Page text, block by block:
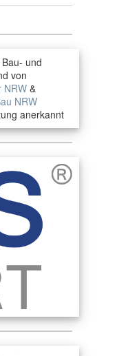
und
von
NRW&
NRW
anerkannt